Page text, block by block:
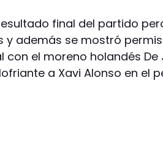
final del partido
y además se mostró
con el moreno holandés De
a Xavi Alonso en el